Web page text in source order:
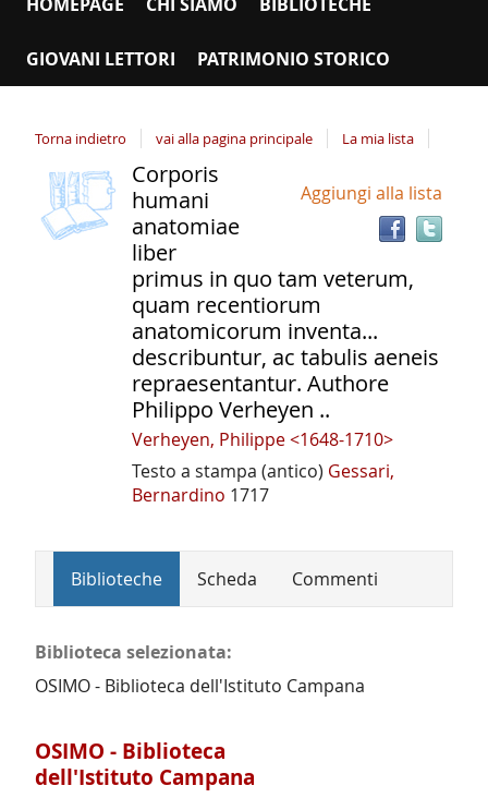
GIOVANI LETTORI PATRIMONIO STORICO
Torna indietro vai alla pagina principale La mia lista
Dettaglio
del
documento
copertina
Aggiungi alla lista
Corporis
humani
anatomiae
liber
primus in quo tam veterum,
quam recentiorum
anatomicorum inventa...
describuntur, ac tabulis aeneis
repraesentantur. Authore
Philippo Verheyen ..
Verheyen, Philippe <1648-1710>
Testo a stampa (antico) Gessari,
Bernardino 1717
Biblioteche Scheda Commenti
Biblioteca selezionata:
OSIMO - Biblioteca dell'Istituto Campana
OSIMO - Biblioteca
dell'Istituto Campana